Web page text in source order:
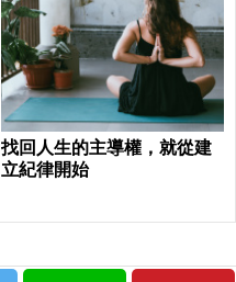
找回人生的主導權，就從建
立紀律開始